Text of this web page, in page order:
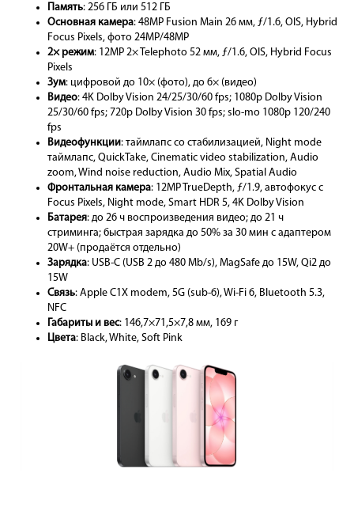
Память: 256 ГБ или 512 ГБ
Основная камера: 48MP Fusion Main 26 мм, ƒ/1.6, OIS, Hybrid
Focus Pixels, фото 24MP/48MP
2× режим: 12MP 2× Telephoto 52 мм, ƒ/1.6, OIS, Hybrid Focus
Pixels
Зум: цифровой до 10× (фото), до 6× (видео)
Видео: 4K Dolby Vision 24/25/30/60 fps; 1080p Dolby Vision
25/30/60 fps; 720p Dolby Vision 30 fps; slo-mo 1080p 120/240
fps
Видеофункции: таймлапс со стабилизацией, Night mode
таймлапс, QuickTake, Cinematic video stabilization, Audio
zoom, Wind noise reduction, Audio Mix, Spatial Audio
Фронтальная камера: 12MP TrueDepth, ƒ/1.9, автофокус с
Focus Pixels, Night mode, Smart HDR 5, 4K Dolby Vision
Батарея: до 26 ч воспроизведения видео; до 21 ч
стриминга; быстрая зарядка до 50% за 30 мин с адаптером
20W+ (продаётся отдельно)
Зарядка: USB-C (USB 2 до 480 Mb/s), MagSafe до 15W, Qi2 до
15W
Связь: Apple C1X modem, 5G (sub-6), Wi-Fi 6, Bluetooth 5.3,
NFC
Габариты и вес: 146,7×71,5×7,8 мм, 169 г
Цвета: Black, White, Soft Pink